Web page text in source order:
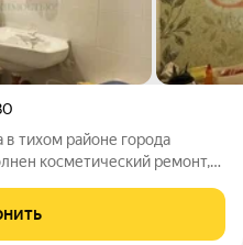
в тихом районе города
косметический ремонт,
остановка в пяти